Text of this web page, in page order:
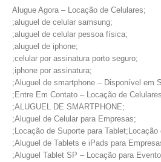
Alugue Agora – Locação de Celulares;
;aluguel de celular samsung;
;aluguel de celular pessoa física;
;aluguel de iphone;
;celular por assinatura porto seguro;
;iphone por assinatura;
;Aluguel de smartphone – Disponível em
;Entre Em Contato – Locação de
;ALUGUEL DE SMARTPHONE;
;Aluguel de Celular para Empresas;
;Locação de Suporte para Tablet;Locação
;Aluguel de Tablets e iPads para
;Aluguel Tablet SP – Locação para